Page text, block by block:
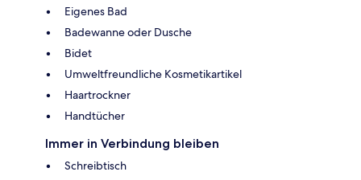
Eigenes Bad
Badewanne oder Dusche
Bidet
Umweltfreundliche Kosmetikartikel
Haartrockner
Handtücher
Immer in Verbindung bleiben
Schreibtisch